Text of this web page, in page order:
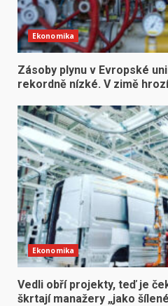
Ekonomika
Zásoby plynu v Evropské
rekordně nízké. V zimě
Ekonomika
Vedli obří projekty, teď je
škrtají manažery „jako